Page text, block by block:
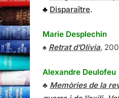
♣ Disparaître.
Marie Desplechin
♠ Retrat d’Olivia,
Alexandre Deulofeu
♣ Memòries de la